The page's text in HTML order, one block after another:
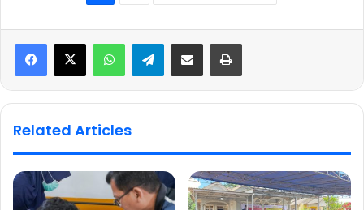
WhatsAppTelegramShare via Email Print
Related Articles